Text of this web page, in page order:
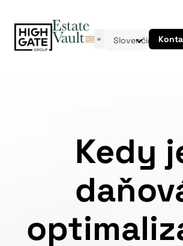
Slovenčina
Kedy